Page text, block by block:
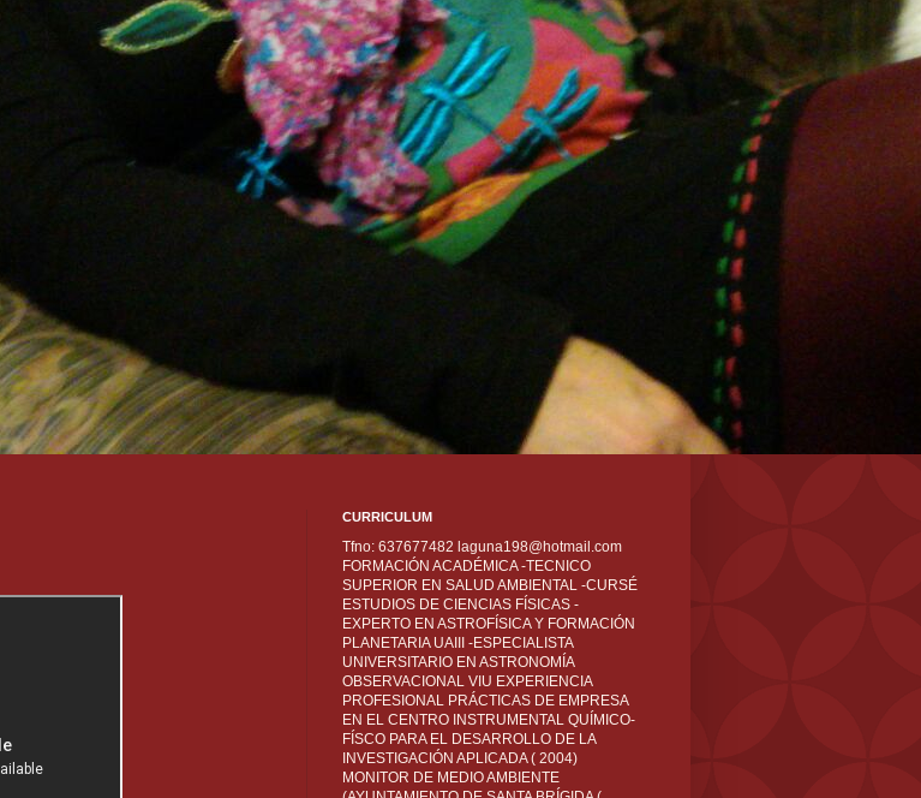
CURRICULUM
Tfno: 637677482 laguna198@hotmail.com
FORMACIÓN ACADÉMICA -TECNICO
SUPERIOR EN SALUD AMBIENTAL -CURSÉ
ESTUDIOS DE CIENCIAS FÍSICAS -
EXPERTO EN ASTROFÍSICA Y FORMACIÓN
PLANETARIA UAIII -ESPECIALISTA
UNIVERSITARIO EN ASTRONOMÍA
OBSERVACIONAL VIU EXPERIENCIA
PROFESIONAL PRÁCTICAS DE EMPRESA
EN EL CENTRO INSTRUMENTAL QUÍMICO-
FÍSCO PARA EL DESARROLLO DE LA
INVESTIGACIÓN APLICADA ( 2004)
MONITOR DE MEDIO AMBIENTE